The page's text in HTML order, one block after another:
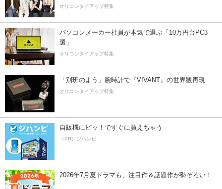
オリコンタイアップ特集
パソコンメーカー社員が本気で選ぶ「10万円台PC3
選」
オリコンタイアップ特集
「別班のよう」腕時計で『VIVANT』の世界観再現
オリコンタイアップ特集
自販機にピッ！ですぐに買えちゃう
（PR）ジハンピ
2026年7月夏ドラマも、注目作＆話題作が勢ぞろい！